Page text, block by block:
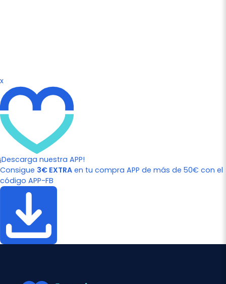
x
¡Descarga nuestra APP!
Consigue 3€ EXTRA en tu compra APP de más de 50€ con el
código APP-FB